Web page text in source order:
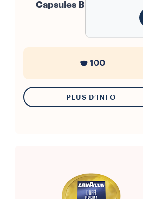
Capsules Blue Trastevere
100
PLUS D’INFO